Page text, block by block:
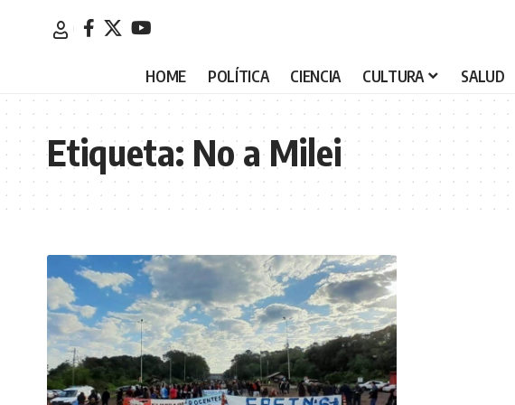
HOME POLÍTICA CIENCIA CULTURA SALUD
Etiqueta: No a Milei